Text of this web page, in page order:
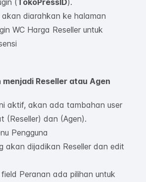
(TokoPressID).
diarahkan ke halaman
WC Harga Reseller untuk
menjadi Reseller atau Agen
aktif, akan ada tambahan user
(Reseller) dan (Agen).
Pengguna
akan dijadikan Reseller dan edit
Peranan ada pilihan untuk